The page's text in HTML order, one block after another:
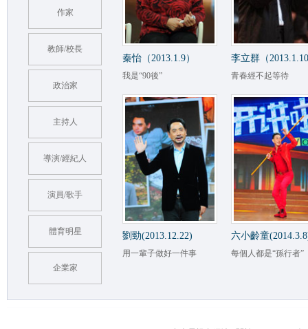
作家
教師/校長
政治家
主持人
導演/經紀人
演員/歌手
體育明星
企業家
秦怡（2013.1.9）
我是“90後”
李立群（
青春經不起等待
劉勁(2013.12.22)
用一輩子做好一件事
六小齡童
每個人都是“孫行者”